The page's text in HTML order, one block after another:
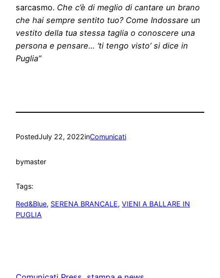
sarcasmo. Che c’è di meglio di cantare un brano
che hai sempre sentito tuo? Come Indossare un
vestito della tua stessa taglia o conoscere una
persona e pensare… ‘ti tengo visto’ si dice in
Puglia”
PostedJuly 22, 2022inComunicati
bymaster
Tags:
Red&Blue, SERENA BRANCALE, VIENI A BALLARE IN
PUGLIA